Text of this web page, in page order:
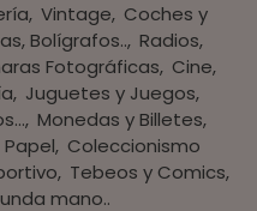
Vintage Coches y
Bolígrafos.. Radios,
Fotográficas Cine
Juguetes y Juegos
Monedas y Billetes
Coleccionismo
Tebeos y Comics
mano..